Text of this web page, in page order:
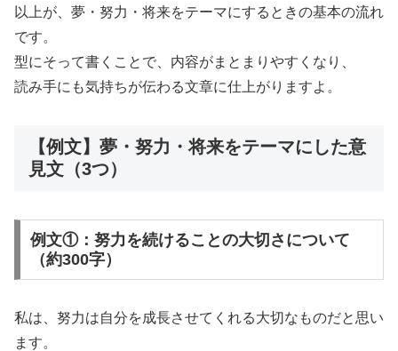
以上が、夢・努力・将来をテーマにするときの基本の流れ
です。
型にそって書くことで、内容がまとまりやすくなり、
読み手にも気持ちが伝わる文章に仕上がりますよ。
【例文】夢・努力・将来をテーマにした意
見文（3つ）
例文①：努力を続けることの大切さについて
（約300字）
私は、努力は自分を成長させてくれる大切なものだと思い
ます。